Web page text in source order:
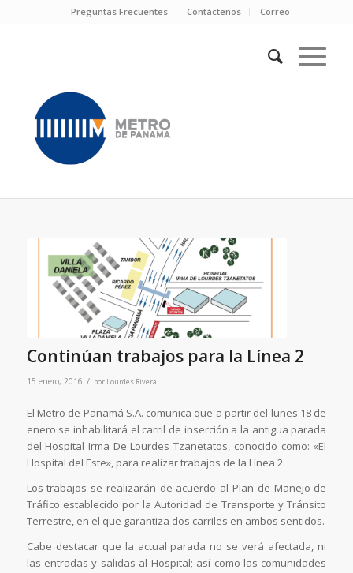
Preguntas Frecuentes Contáctenos Correo
Continúan trabajos para la Línea 2
15 enero, 2016 / por Lourdes Rivera
El Metro de Panamá S.A. comunica que a partir del lunes 18 de
enero se inhabilitará el carril de inserción a la antigua parada
del Hospital Irma De Lourdes Tzanetatos, conocido como: «El
Hospital del Este», para realizar trabajos de la Línea 2.
Los trabajos se realizarán de acuerdo al Plan de Manejo de
Tráfico establecido por la Autoridad de Transporte y Tránsito
Terrestre, en el que garantiza dos carriles en ambos sentidos.
Cabe destacar que la actual parada no se verá afectada, ni
las entradas y salidas al Hospital; así como las comunidades